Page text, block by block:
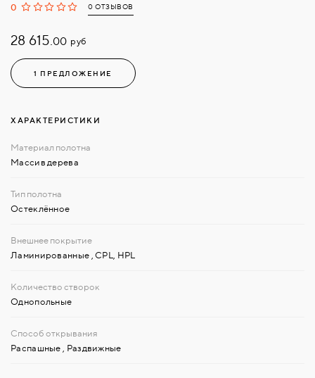
0 0 ОТЗЫВОВ
28 615.00 руб
1 ПРЕДЛОЖЕНИЕ
ХАРАКТЕРИСТИКИ
Массив дерева
Остеклённое
Ламинированные CPL, HPL
Однопольные
Распашные Раздвижные